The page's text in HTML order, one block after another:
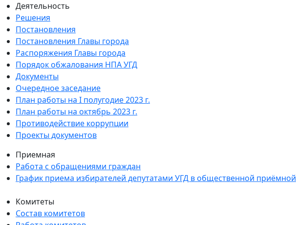
Деятельность
Решения
Постановления
Постановления Главы города
Распоряжения Главы города
Порядок обжалования НПА УГД
Документы
Очередное заседание
План работы на I полугодие 2023 г.
План работы на октябрь 2023 г.
Противодействие коррупции
Проекты документов
Приемная
Работа с обращениями граждан
График приема избирателей депутатами УГД в общественной приёмной
Комитеты
Состав комитетов